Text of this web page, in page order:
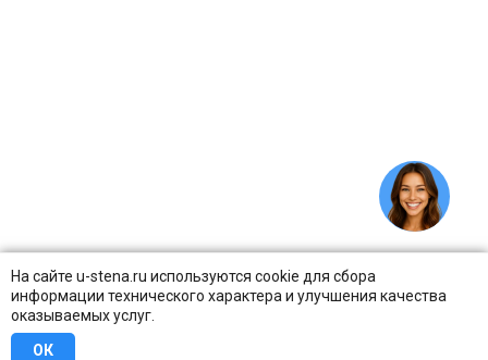
На сайте u-stena.ru используются cookie для сбора
информации технического характера и улучшения качества
оказываемых услуг.
ОК